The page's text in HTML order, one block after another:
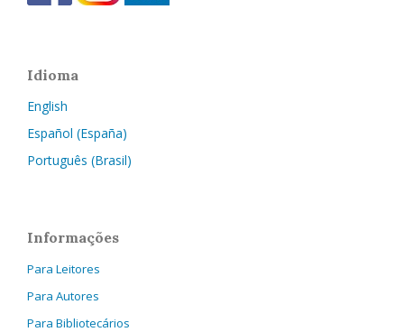
Idioma
English
Español (España)
Português (Brasil)
Informações
Para Leitores
Para Autores
Para Bibliotecários